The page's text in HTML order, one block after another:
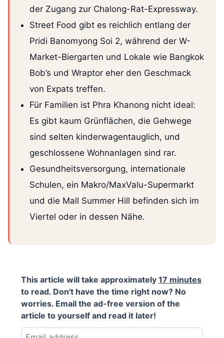
der Zugang zur Chalong-Rat-Expressway.
Street Food gibt es reichlich entlang der
Pridi Banomyong Soi 2, während der W-
Market-Biergarten und Lokale wie Bangkok
Bob’s und Wraptor eher den Geschmack
von Expats treffen.
Für Familien ist Phra Khanong nicht ideal:
Es gibt kaum Grünflächen, die Gehwege
sind selten kinderwagentauglich, und
geschlossene Wohnanlagen sind rar.
Gesundheitsversorgung, internationale
Schulen, ein Makro/MaxValu-Supermarkt
und die Mall Summer Hill befinden sich im
Viertel oder in dessen Nähe.
This article will take approximately 17 minutes
to read. Don't have the time right now? No
worries. Email the ad-free version of the
article to yourself and read it later!